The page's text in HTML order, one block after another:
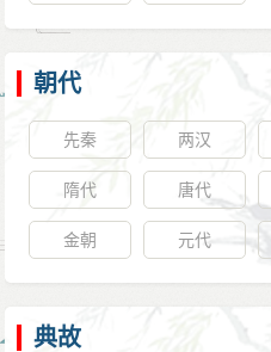
朝代
先秦 两汉
隋代 唐代
金朝 元代
典故